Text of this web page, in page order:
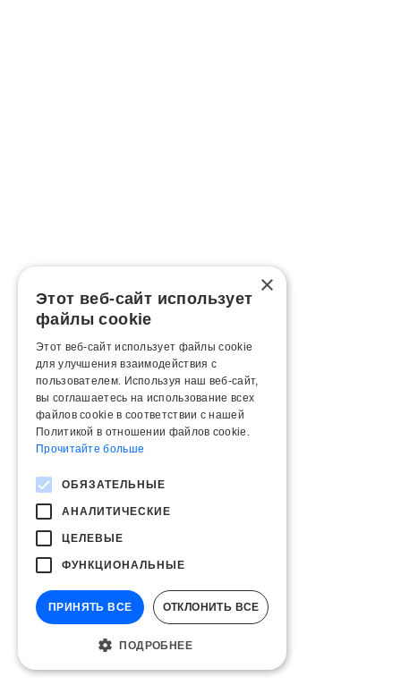
×
Этот веб-сайт использует
файлы cookie
Этот веб-сайт использует файлы cookie
для улучшения взаимодействия с
пользователем. Используя наш веб-сайт,
вы соглашаетесь на использование всех
файлов cookie в соответствии с нашей
Политикой в ​​отношении файлов cookie.
Прочитайте больше
ОБЯЗАТЕЛЬНЫЕ
АНАЛИТИЧЕСКИЕ
ЦЕЛЕВЫЕ
ФУНКЦИОНАЛЬНЫЕ
ПРИНЯТЬ ВСЕ ОТКЛОНИТЬ ВСЕ
ПОДРОБНЕЕ